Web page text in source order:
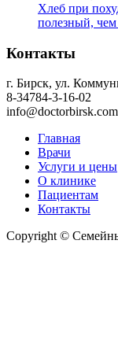
Хлеб при
полезный,
Контакты
г. Бирск, ул.
8-34784-3-16-02
info@doctorbirsk.com
Главная
Врачи
Услуги и цены
О клинике
Пациентам
Контакты
Copyright ©